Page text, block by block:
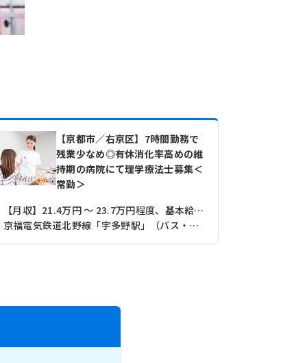
【京都市／右京区】7時間勤務で
残業少なめ◎有休消化率高めの維
持期の病院にて理学療法士募集＜
常勤＞
【月収】21.4万円 ～ 23.7万円程度、基本給+諸手当
京福電気鉄道北野線「宇多野駅」（バス・車9分）